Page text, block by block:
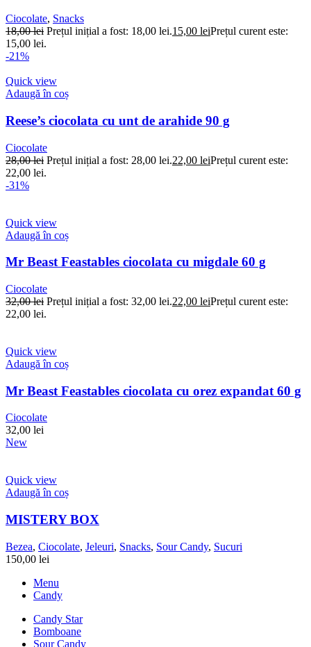
Ciocolate, Snacks
18,00lei Prețul inițial a fost: 18,00 lei.15,00 leiPrețul curent este:
15,00 lei.
-21%
Quick view
Adaugă în coș
Reese’s ciocolata cu unt de arahide 90 g
Ciocolate
28,00lei Prețul inițial a fost: 28,00 lei.22,00 leiPrețul curent este:
22,00 lei.
-31%
Quick view
Adaugă în coș
Mr Beast Feastables ciocolata cu migdale 60 g
Ciocolate
32,00lei Prețul inițial a fost: 32,00 lei.22,00 leiPrețul curent este:
22,00 lei.
Quick view
Adaugă în coș
Mr Beast Feastables ciocolata cu orez expandat 60 g
Ciocolate
32,00 lei
New
Quick view
Adaugă în coș
MISTERY BOX
Bezea, Ciocolate, Jeleuri, Snacks, Sour Candy, Sucuri
150,00 lei
Menu
Candy
Candy Star
Bomboane
Sour Candy